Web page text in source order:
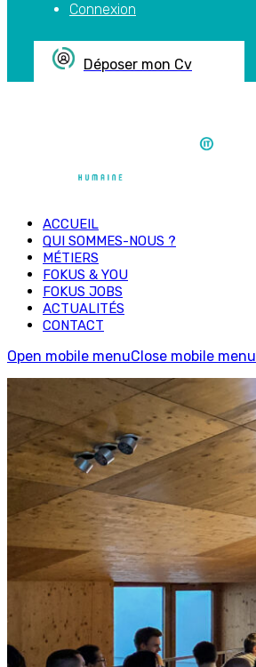
Connexion
Déposer mon Cv
ACCUEIL
QUI SOMMES-NOUS ?
MÉTIERS
FOKUS & YOU
FOKUS JOBS
ACTUALITÉS
CONTACT
Open mobile menuClose mobile menu